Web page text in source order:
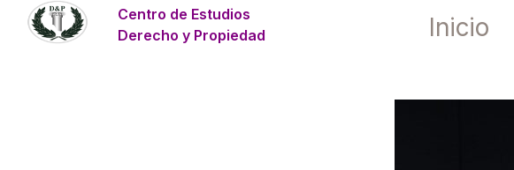
Centro de Estudios
Derecho y Propiedad
Inicio